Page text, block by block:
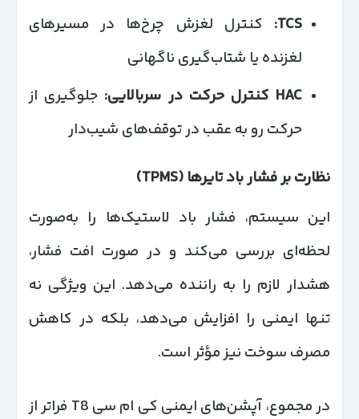
TCS:
کنترل لغزش چرخ‌ها در مسیرهای
لغزنده یا شتاب‌گیری ناگهانی
HAC کنترل حرکت در سربالایی: جلوگیری از
حرکت رو به عقب در توقف‌های شیب‌دار
نظارت بر فشار باد تایرها (TPMS)
این سیستم، فشار باد لاستیک‌ها را به‌صورت
لحظه‌ای بررسی می‌کند و در صورت افت فشار،
هشدار لازم را به راننده می‌دهد. این ویژگی نه
تنها ایمنی را افزایش می‌دهد، بلکه در کاهش
مصرف سوخت نیز مؤثر است.
در مجموع، آپشن‌های ایمنی کی ام سی T8 فراتر از